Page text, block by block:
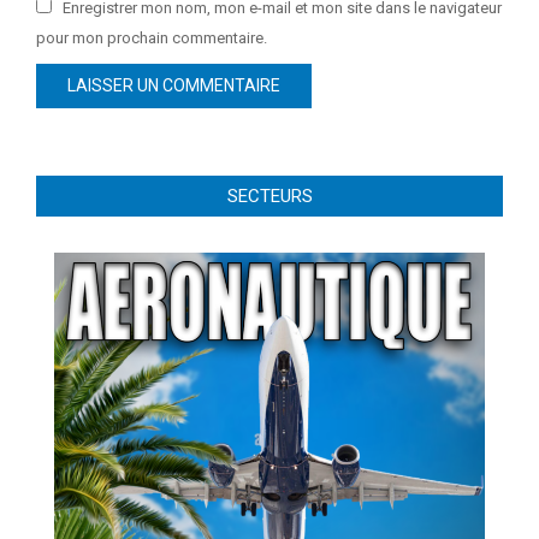
Enregistrer mon nom, mon e-mail et mon site dans le navigateur
pour mon prochain commentaire.
SECTEURS